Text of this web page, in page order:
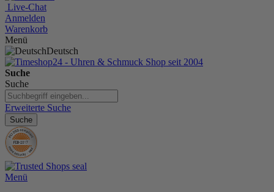
Live-Chat
Anmelden
Warenkorb
Menü
Deutsch
Suche
Suche
Erweiterte Suche
Suche
Menü